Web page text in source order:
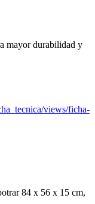
mayor durabilidad y
views/ficha-
84 x 56 x 15 cm,